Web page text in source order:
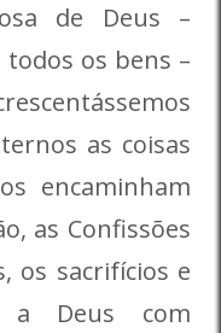
de Deus –
os bens –
as coisas
encaminham
as Confissões
os sacrifícios e
a Deus com